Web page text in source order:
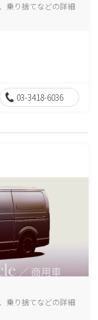
乗り捨てなどの詳細
03-3418-6036
乗り捨てなどの詳細